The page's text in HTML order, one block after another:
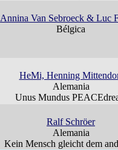
Annina Van Sebroeck & Luc
Bélgica
HeMi, Henning
Alemania
Unus Mundus
Ralf Schröer
Alemania
Kein Mensch gleicht dem